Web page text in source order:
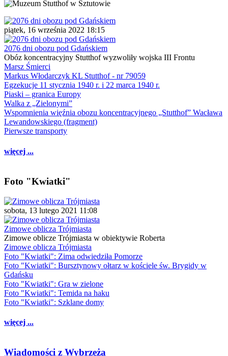
piątek, 16 września 2022 18:15
2076 dni obozu pod Gdańskiem
Obóz koncentracyjny Stutthof wyzwoliły wojska III Frontu
Marsz Śmierci
Markus Włodarczyk KL Stutthof - nr 79059
Egzekucje 11 stycznia 1940 r. i 22 marca 1940 r.
Piaski – granica Europy
Walka z „Zielonymi”
Wspomnienia więźnia obozu koncentracyjnego „Stutthof” Wacława
Lewandowskiego (fragment)
Pierwsze transporty
więcej ...
Foto "Kwiatki"
sobota, 13 lutego 2021 11:08
Zimowe oblicza Trójmiasta
Zimowe oblicze Trójmiasta w obiektywie Roberta
Zimowe oblicza Trójmiasta
Foto "Kwiatki": Zima odwiedziła Pomorze
Foto "Kwiatki": Bursztynowy ołtarz w kościele św. Brygidy w
Gdańsku
Foto "Kwiatki": Gra w zielone
Foto "Kwiatki": Temida na haku
Foto "Kwiatki": Szklane domy
więcej ...
Wiadomości z Wybrzeża